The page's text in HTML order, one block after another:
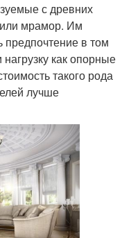
с древних
или мрамор. Им
предпочтение в том
как опорные
такого рода
лучше